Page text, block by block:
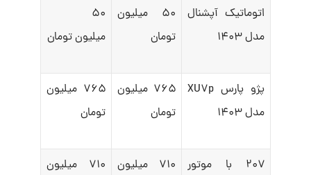
اتوماتیک آپشنال
مدل ۱۴۰۳
۵۰ میلیون
تومان
۵۰
میلیون تومان
پژو پارس XU۷p
مدل ۱۴۰۳
۷۶۵ میلیون
تومان
۷۶۵ میلیون
تومان
۲۰۷ با موتور
۷۱۰ میلیون
۷۱۰ میلیون